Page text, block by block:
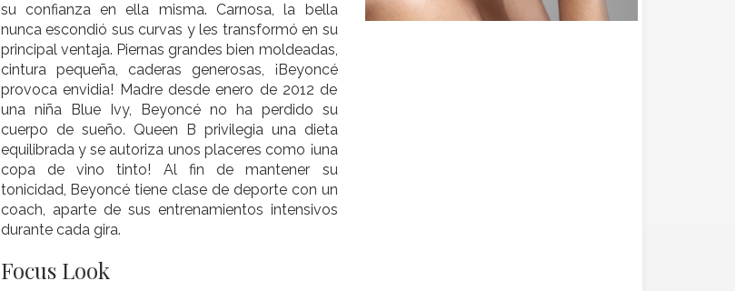
su confianza en ella misma. Carnosa, la bella
nunca escondió sus curvas y les transformó en su
principal ventaja. Piernas grandes bien moldeadas,
cintura pequeña, caderas generosas, ¡Beyoncé
provoca envidia! Madre desde enero de 2012 de
una niña Blue Ivy, Beyoncé no ha perdido su
cuerpo de sueño. Queen B privilegia una dieta
equilibrada y se autoriza unos placeres como ¡una
copa de vino tinto! Al fin de mantener su
tonicidad, Beyoncé tiene clase de deporte con un
coach, aparte de sus entrenamientos intensivos
durante cada gira.
Focus Look